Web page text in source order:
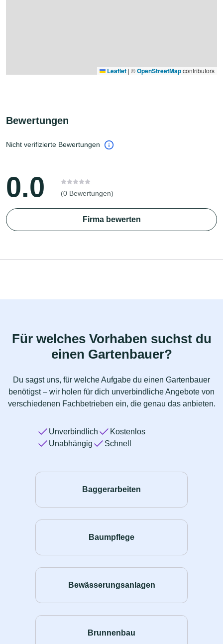
Leaflet | ©OpenStreetMapcontributors
Bewertungen
Nicht verifizierte Bewertungen
0.0 (0 Bewertungen)
Firma bewerten
Für welches Vorhaben suchst du
einen Gartenbauer?
Du sagst uns, für welche Aufgabe du einen Gartenbauer
benötigst – wir holen für dich unverbindliche Angebote von
verschiedenen Fachbetrieben ein, die genau das anbieten.
Unverbindlich
Kostenlos
Unabhängig
Schnell
Baggerarbeiten
Baumpflege
Bewässerungsanlagen
Brunnenbau